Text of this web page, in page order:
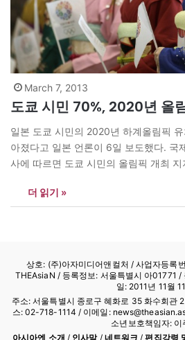
March 7, 2013
도쿄 시민 70%, 2020년 올
일본 도쿄 시민의 2020년 하계올림픽
아졌다고 일본 언론이 6일 보도했다. 국
사에 따르면 도쿄 시민의 올림픽 개최
지지율(47%)보다 23% 포인트 높아진
네카즈(竹田恒和) 일본올림픽위원회 회
더 읽기 »
상호: (주)아자미디어앤컬처 /사업자등록
THEAsiaN / 등록정보: 서울특별시 아01771 /
일: 2011년 11월
주소: 서울특별시 종로구 혜화로 35 화수회
스: 02-718-1114 / 이메일:
소년보호책임자: 이
아시아엔 소개 / 인사말/ 네트워크 /편집강령